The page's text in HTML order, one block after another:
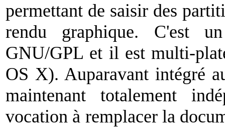
permettant de saisir des
rendu graphique. C'est
GNU/GPL et il est multi-
OS X). Auparavant intégré
maintenant totalement
vocation à remplacer la